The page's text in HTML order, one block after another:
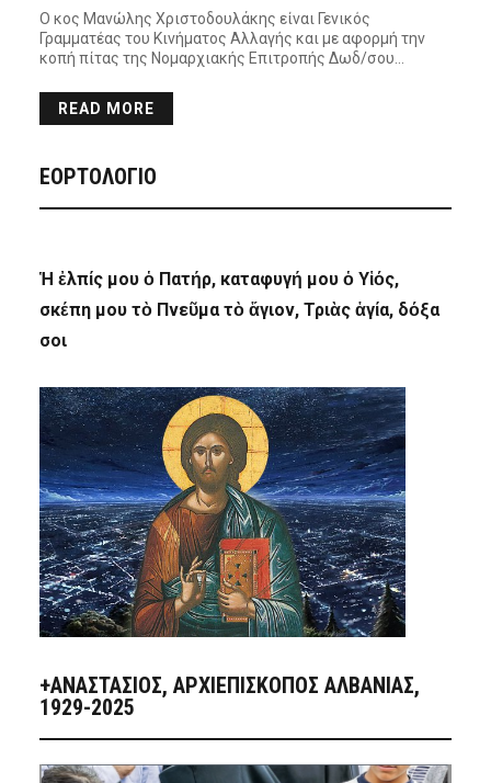
Ο κος Μανώλης Χριστοδουλάκης είναι Γενικός
Γραμματέας του Κινήματος Αλλαγής και με αφορμή την
κοπή πίτας της Νομαρχιακής Επιτροπής Δωδ/σου…
READ MORE
ΕΟΡΤΟΛΟΓΙΟ
Ἡ ἐλπίς μου ὁ Πατήρ, καταφυγή μου ὁ Υἱός,
σκέπη μου τὸ Πνεῦμα τὸ ἅγιον, Τριὰς ἁγία, δόξα
σοι
+ΑΝΑΣΤΆΣΙΟΣ, ΑΡΧΙΕΠΊΣΚΟΠΟΣ ΑΛΒΑΝΊΑΣ,
1929-2025